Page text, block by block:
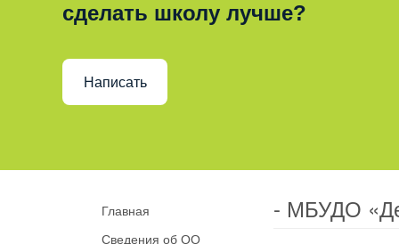
сделать школу лучше?
Написать
Главная
Сведения об ОО
- МБУДО